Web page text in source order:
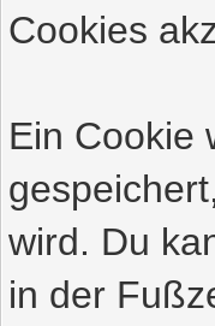
Cookies
Ein Cookie
wird. Du
in der